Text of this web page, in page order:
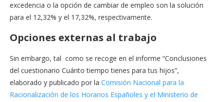
excedencia o la opción de cambiar de empleo son la solución
para el 12,32% y el 17,32%, respectivamente.
Opciones externas al trabajo
Sin embargo, tal como se recoge en el informe “Conclusiones
del cuestionario Cuánto tiempo tienes para tus hijos”,
elaborado y publicado por la Comisión Nacional para la
Racionalización de los Horarios Españoles y el Ministerio de